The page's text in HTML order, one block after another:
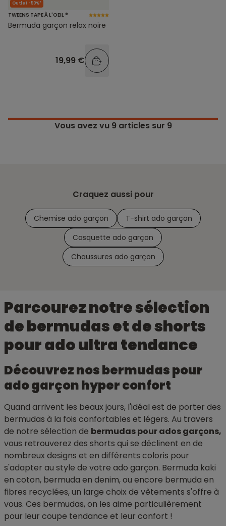
Outlet -50%*
TWEENS TAPE À L'OEIL ®
Bermuda garçon relax noire
19,99 €
Vous avez vu 9articles sur 9
Craquez aussi pour
Chemise ado garçon
T-shirt ado garçon
Casquette ado garçon
Chaussures ado garçon
Parcourez notre sélection
de bermudas et de shorts
pour ado ultra tendance
Découvrez nos bermudas pour
ado garçon hyper confort
Quand arrivent les beaux jours, l'idéal est de porter des
bermudas à la fois confortables et légers. Au travers
de notre sélection de bermudas pour ados garçons,
vous retrouverez des shorts qui se déclinent en de
nombreux designs et en différents coloris pour
s'adapter au style de votre ado garçon. Bermuda kaki
en coton, bermuda en denim, ou encore bermuda en
fibres recyclées, un large choix de vêtements s'offre à
vous. Ces bermudas, on les aime particulièrement
pour leur coupe tendance et leur confort !